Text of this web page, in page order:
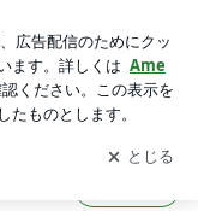
を受け取りまし
開く